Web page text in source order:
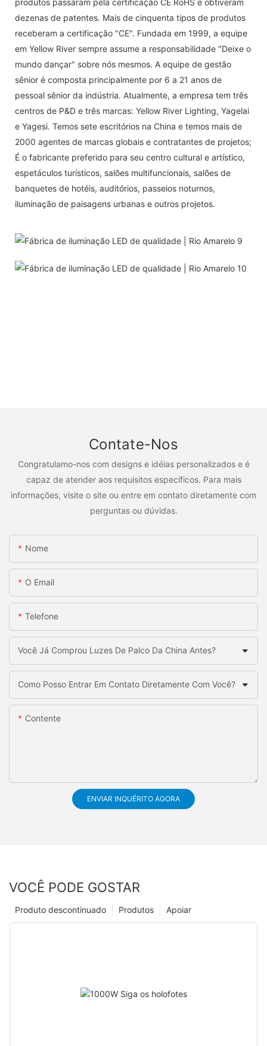
dezenas de patentes. Mais de cinquenta tipos de produtos
receberam a certificação "CE". Fundada em 1999, a equipe
em Yellow River sempre assume a responsabilidade "Deixe o
mundo dançar" sobre nós mesmos. A equipe de gestão
sênior é composta principalmente por 6 a 21 anos de
pessoal sênior da indústria. Atualmente, a empresa tem três
centros de P&D e três marcas: Yellow River Lighting, Yagelai
e Yagesi. Temos sete escritórios na China e temos mais de
2000 agentes de marcas globais e contratantes de projetos;
É o fabricante preferido para seu centro cultural e artístico,
espetáculos turísticos, salões multifuncionais, salões de
banquetes de hotéis, auditórios, passeios noturnos,
iluminação de paisagens urbanas e outros projetos.
Contate-Nos
Congratulamo-nos com designs e idéias personalizados e é
capaz de atender aos requisitos específicos. Para mais
informações, visite o site ou entre em contato diretamente com
perguntas ou dúvidas.
Nome
O Email
Telefone
Você Já Comprou Luzes De Palco Da China Antes?
Como Posso Entrar Em Contato Diretamente Com Você?
Contente
ENVIAR INQUÉRITO AGORA
VOCÊ PODE GOSTAR
Apoiar
Produtos
Produto descontinuado